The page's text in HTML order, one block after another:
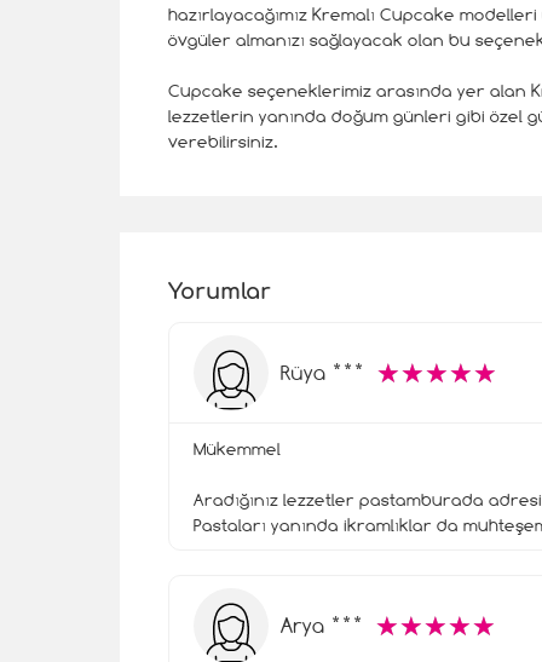
hazırlayacağımız Kremalı Cupcake
övgüler almanızı sağlayacak olan bu
Cupcake seçeneklerimiz arasında yer alan
lezzetlerin yanında doğum günleri gibi özel
verebilirsiniz.
Yorumlar
Rüya *** ☆☆☆☆☆
★★★★★
Mükemmel
Aradığınız lezzetler pastamburada
Pastaları yanında ikramlıklar da
Arya *** ☆☆☆☆☆
★★★★★